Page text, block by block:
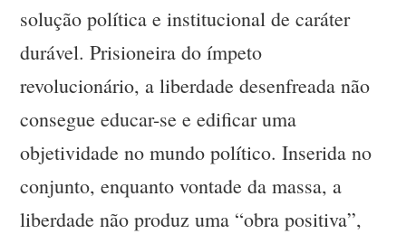
solução política e institucional de caráter
durável. Prisioneira do ímpeto
revolucionário, a liberdade desenfreada não
consegue educar-se e edificar uma
objetividade no mundo político. Inserida no
conjunto, enquanto vontade da massa, a
liberdade não produz uma “obra positiva”,